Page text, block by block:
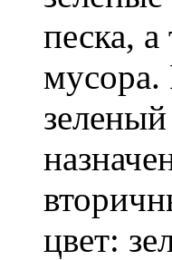
песка,
мусора.
цвет: